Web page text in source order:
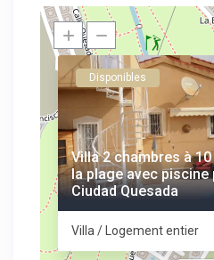
Disponibles
Villa 2 chambres à
la plage avec piscine
Ciudad Quesada
Villa / Logement entier